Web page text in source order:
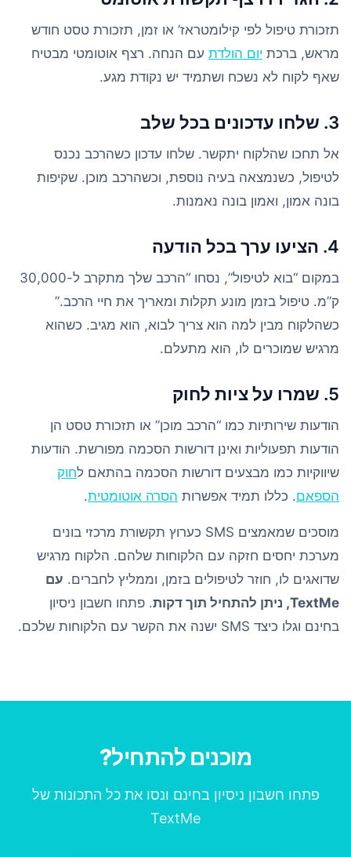
תזכורת טיפול לפי קילומטראז’ או זמן, תזכורת טסט חודש
מראש, ברכת יום הולדת עם הנחה. רצף אוטומטי מבטיח
שאף לקוח לא נשכח ושתמיד יש נקודת מגע.
3. שלחו עדכונים בכל שלב
אל תחכו שהלקוח יתקשר. שלחו עדכון כשהרכב נכנס
לטיפול, כשנמצאה בעיה נוספת, וכשהרכב מוכן. שקיפות
בונה אמון, ואמון בונה נאמנות.
4. הציעו ערך בכל הודעה
במקום “בוא לטיפול”, נסחו “הרכב שלך מתקרב ל-30,000
ק”מ. טיפול בזמן מונע תקלות ומאריך את חיי הרכב.”
כשהלקוח מבין למה הוא צריך לבוא, הוא מגיב. כשהוא
מרגיש שמוכרים לו, הוא מתעלם.
5. שמרו על ציות לחוק
הודעות שירותיות כמו “הרכב מוכן” או תזכורת טסט הן
הודעות תפעוליות ואינן דורשות הסכמה מפורשת. הודעות
שיווקיות כמו מבצעים דורשות הסכמה בהתאם לחוק
הספאם. כללו תמיד אפשרות הסרה אוטומטית.
מוסכים שמאמצים SMS כערוץ תקשורת מרכזי בונים
מערכת יחסים חזקה עם הלקוחות שלהם. הלקוח מרגיש
שדואגים לו, חוזר לטיפולים בזמן, וממליץ לחברים. עם
TextMe, ניתן להתחיל תוך דקות
. פתחו חשבון ניסיון
בחינם וגלו כיצד SMS ישנה את הקשר עם הלקוחות שלכם.
מוכנים להתחיל?
פתחו חשבון ניסיון בחינם ונסו את כל התכונות של
TextMe